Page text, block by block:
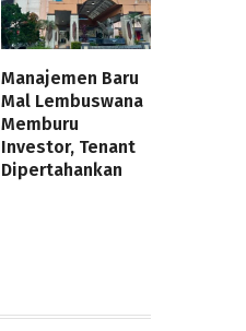
Manajemen Baru
Mal Lembuswana
Memburu
Investor, Tenant
Dipertahankan